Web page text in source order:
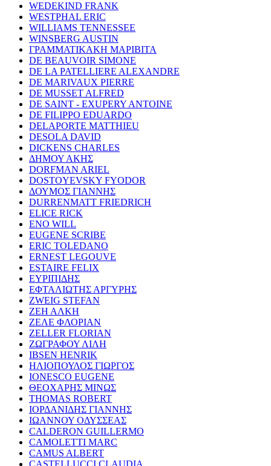
WEDEKIND FRANK
WESTPHAL ERIC
WILLIAMS TENNESSEE
WINSBERG AUSTIN
ΓΡΑΜΜΑΤΙΚΑΚΗ ΜΑΡΙΒΙΤΑ
DE BEAUVOIR SIMONE
DE LA PATELLIERE ALEXANDRE
DE MARIVAUX PIERRE
DE MUSSET ALFRED
DE SAINT - EXUPERY ANTOINE
DE FILIPPO EDUARDO
DELAPORTE MATTHIEU
DESOLA DAVID
DICKENS CHARLES
ΔΗΜΟΥ ΑΚΗΣ
DORFMAN ARIEL
DOSTOYEVSKY FYODOR
ΔΟΥΜΟΣ ΓΙΑΝΝΗΣ
DURRENMATT FRIEDRICH
ELICE RICK
ENO WILL
EUGENE SCRIBE
ERIC TOLEDANO
ERNEST LEGOUVE
ESTAIRE FELIX
ΕΥΡΙΠΙΔΗΣ
ΕΦΤΑΛΙΩΤΗΣ ΑΡΓΥΡΗΣ
ZWEIG STEFAN
ΖΕΗ ΑΛΚΗ
ΖΕΛΕ ΦΛΟΡΙΑΝ
ZELLER FLORIAN
ΖΩΓΡΑΦΟΥ ΛΙΛΗ
IBSEN HENRIK
ΗΛΙΟΠΟΥΛΟΣ ΓΙΩΡΓΟΣ
IONESCO EUGENE
ΘΕΟΧΑΡΗΣ ΜΙΝΩΣ
THOMAS ROBERT
ΙΟΡΔΑΝΙΔΗΣ ΓΙΑΝΝΗΣ
ΙΩΑΝΝΟΥ ΟΔΥΣΣΕΑΣ
CALDERON GUILLERMO
CAMOLETTI MARC
CAMUS ALBERT
CASTELLUCCI CLAUDIA